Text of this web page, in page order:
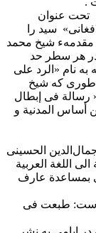
تحت عنوان
سید را
مقدمهء شیخ محمد
ریز و در 280 سطر و در هر سطر حد
به نام «الرد علی
طوری که شیخ
رسالة فی إبطال
أساس المدنیة و
الحسینی
الی اللغة العربیة
بمساعدة عارف
است: طبعت فی